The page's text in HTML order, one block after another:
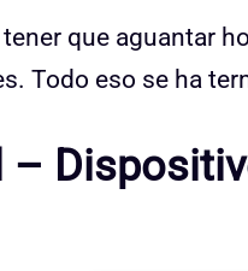
tener que aguantar
Todo eso se ha
–